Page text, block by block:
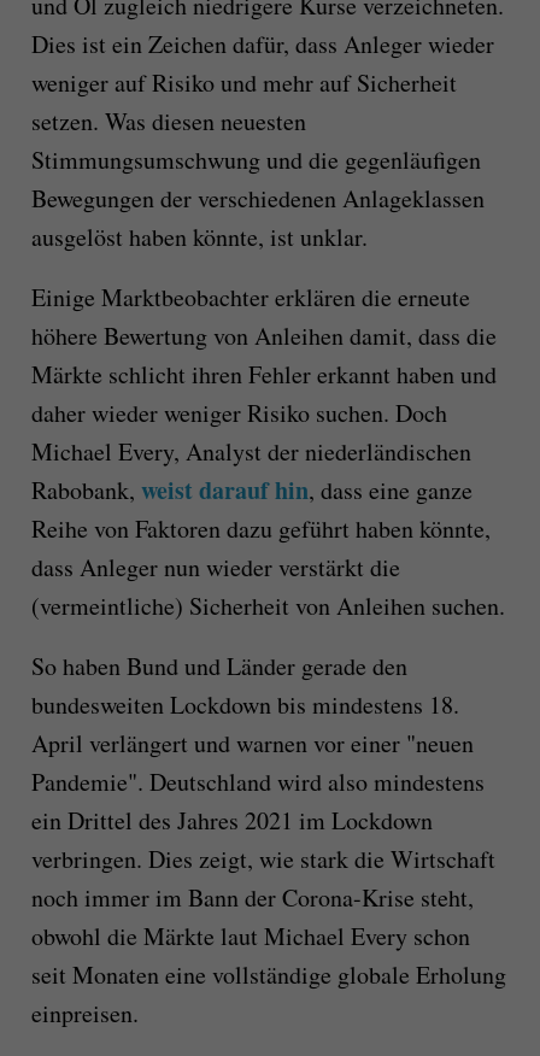
Dies ist ein Zeichen dafür, dass Anleger wieder
weniger auf Risiko und mehr auf Sicherheit
setzen. Was diesen neuesten
Stimmungsumschwung und die gegenläufigen
Bewegungen der verschiedenen Anlageklassen
ausgelöst haben könnte, ist unklar.
Einige Marktbeobachter erklären die erneute
höhere Bewertung von Anleihen damit, dass die
Märkte schlicht ihren Fehler erkannt haben und
daher wieder weniger Risiko suchen. Doch
Michael Every, Analyst der niederländischen
Rabobank, weist darauf hin, dass eine ganze
Reihe von Faktoren dazu geführt haben könnte,
dass Anleger nun wieder verstärkt die
(vermeintliche) Sicherheit von Anleihen suchen.
So haben Bund und Länder gerade den
bundesweiten Lockdown bis mindestens 18.
April verlängert und warnen vor einer "neuen
Pandemie". Deutschland wird also mindestens
ein Drittel des Jahres 2021 im Lockdown
verbringen. Dies zeigt, wie stark die Wirtschaft
noch immer im Bann der Corona-Krise steht,
obwohl die Märkte laut Michael Every schon
seit Monaten eine vollständige globale Erholung
einpreisen.